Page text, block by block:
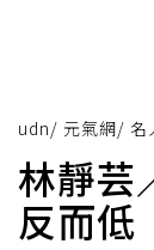
udn/ 元氣網/ 名
林靜芸
反而低